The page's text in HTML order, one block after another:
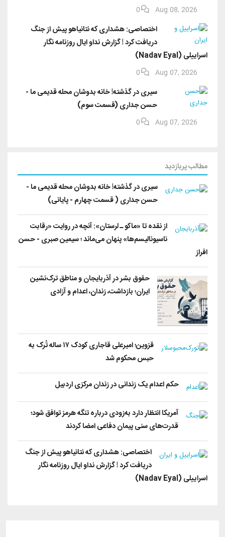
Aug 08, 2026
0
اختصاصی: هشداری که نتانیاهو پیش از جنگ
دریافت کرد ! گزارش نداو ایال روزنامه نگار
اسراییلی (Nadav Eyal)
Aug 07, 2026
0
سیری در گذشته! خانه بدوشان محله قدیمی ما -
حسن جداری (قسمت سوم)
Aug 07, 2026
0
مطالب پربازدید
سیری در گذشته! خانه بدوشان محله قدیمی ما -
حسن جداری ( قسمت چهارم - پایانی)
از نقده تا «ماکو ـ لرستان»: آنچه در روایت «رقابت
ناسیونالیسم‌ها» پنهان می‌ماند ؛ سیمین صبری - حسن
افراز
حقوق بشر در آذربایجان و مناطق ترک‌نشین
ایران؛ بازداشت، زندان، اعدام و آزادی
قزوین؛ امیرعلی قاجاری کودک ۱۷ ساله تُرک به
حبس محکوم شد
حکم اعدام یک زندانی در زندان مرکزی اردبیل
آمریکا انتظار دارد به‌زودی درباره تنگه هرمز توافق شود؛
قدرت‌های سنی پیمان دفاعی امضا کردند
اختصاصی: هشداری که نتانیاهو پیش از جنگ
دریافت کرد ! گزارش نداو ایال روزنامه نگار
اسراییلی (Nadav Eyal)